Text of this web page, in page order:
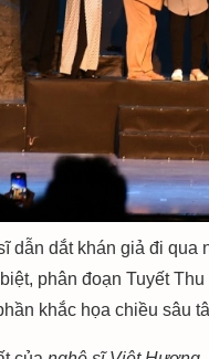
dẫn dắt khán giả đi
phân đoạn Tuyết Thu
khắc họa chiều sâu